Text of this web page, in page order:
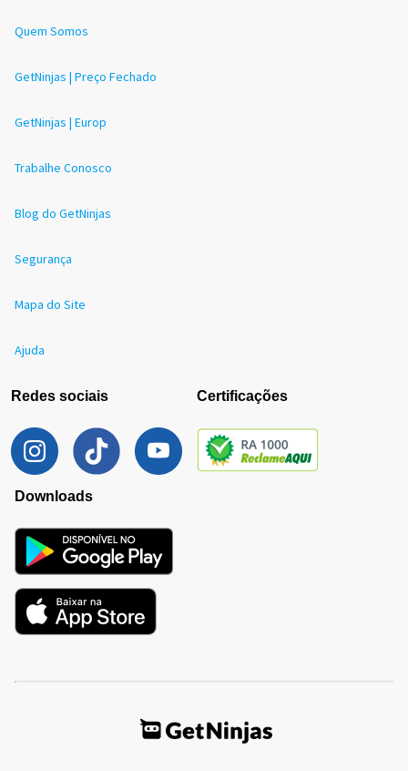
Quem Somos
GetNinjas | Preço Fechado
GetNinjas | Europ
Trabalhe Conosco
Blog do GetNinjas
Segurança
Mapa do Site
Ajuda
Redes sociais Certificações
Downloads